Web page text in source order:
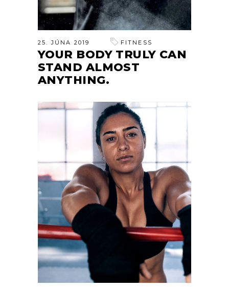
25. JÚNA 2019 FITNESS
YOUR BODY TRULY CAN
STAND ALMOST
ANYTHING.